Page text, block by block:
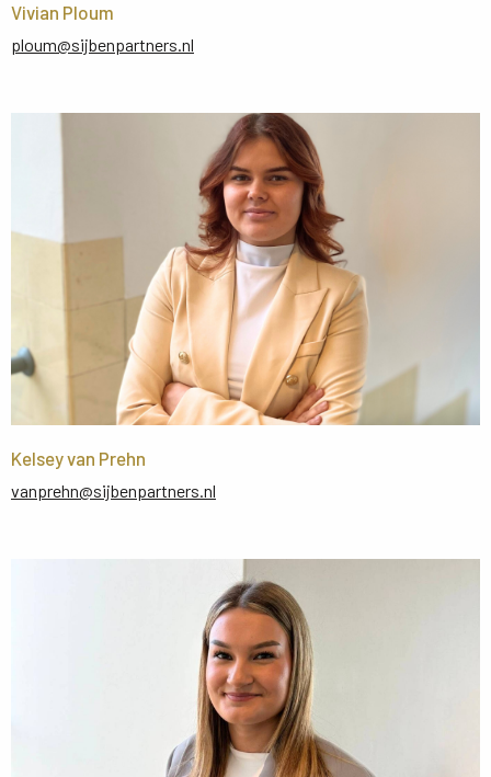
Vivian Ploum
ploum@sijbenpartners.nl
Kelsey van Prehn
vanprehn@sijbenpartners.nl